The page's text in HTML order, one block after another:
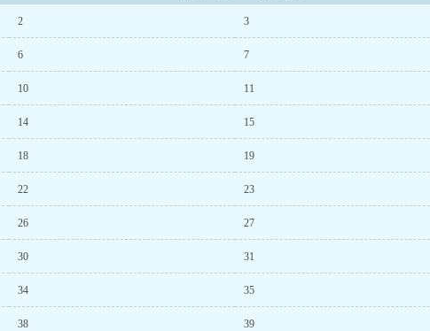
2 3
6 7
10 11
14 15
18 19
22 23
26 27
30 31
34 35
38 39